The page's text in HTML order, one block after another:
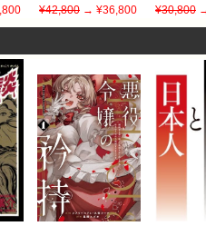
¥42,800 → ¥36,800 ¥30,800